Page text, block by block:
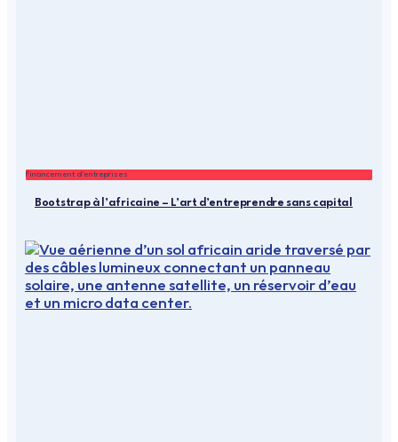
Financement d'entreprises
Bootstrap à l’africaine – L’art d’entreprendre sans capital